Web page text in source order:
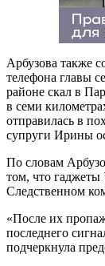
Арбузова также
телефона главы
районе скал в
в семи
отправилась в
супруги Ирины
По словам
том, что гаджеты
Следственном
«После их
последнего
подчеркнула